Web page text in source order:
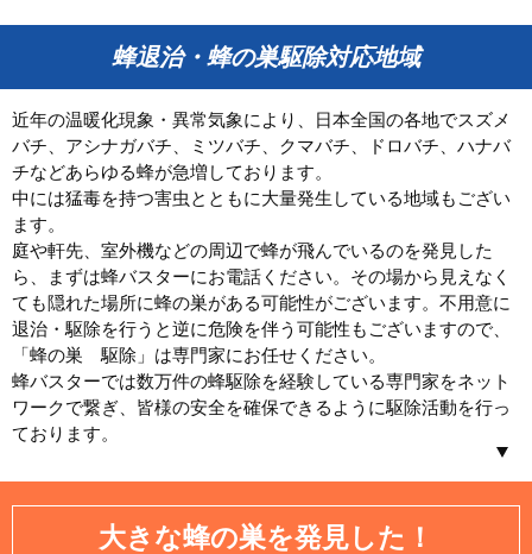
蜂退治・蜂の巣駆除対応地域
近年の温暖化現象・異常気象により、日本全国の各地でスズメ
バチ、アシナガバチ、ミツバチ、クマバチ、ドロバチ、ハナバ
チなどあらゆる蜂が急増しております。
中には猛毒を持つ害虫とともに大量発生している地域もござい
ます。
庭や軒先、室外機などの周辺で蜂が飛んでいるのを発見した
ら、まずは蜂バスターにお電話ください。その場から見えなく
ても隠れた場所に蜂の巣がある可能性がございます。不用意に
退治・駆除を行うと逆に危険を伴う可能性もございますので、
「蜂の巣 駆除」は専門家にお任せください。
蜂バスターでは数万件の蜂駆除を経験している専門家をネット
ワークで繋ぎ、皆様の安全を確保できるように駆除活動を行っ
ております。
北海道／東北
大きな蜂の巣を発見した！